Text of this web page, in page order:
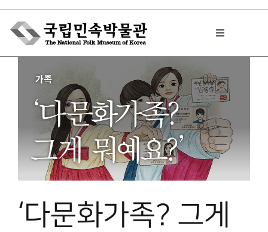
Skip
content
Toggle
박물관에서는
민속이야기
민속 인사이드
원문보기 PDF
‘다문화가족? 그게